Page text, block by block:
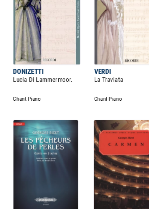
DONIZETTI VERDI
Lucia Di Lammermoor. La Traviata
Chant Piano Chant Piano